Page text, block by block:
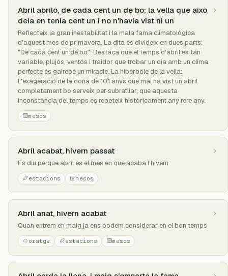
Abril abríló, de cada cent un de bo; la vella que això
deia en tenia cent un i no n'havia vist ni un
Reflecteix la gran inestabilitat i la mala fama climatològica
d'aquest mes de primavera. La dita es divideix en dues parts:
"De cada cent un de bo": Destaca que el temps d'abril és tan
variable, plujós, ventós i traidor que trobar un dia amb un clima
perfecte és gairebé un miracle. La hipèrbole de la vella:
L'exageració de la dona de 101 anys que mai ha vist un abril
completament bo serveix per subratllar, que aquesta
inconstància del temps es repeteix històricament any rere any.
mesos
Abril acabat, hivern passat
Es diu perquè abril és el mes en que acaba l'hivern
estacions mesos
Abril anat, hivern acabat
Quan entrem en maig ja ens podem considerar en el bon temps
oratge estacions mesos